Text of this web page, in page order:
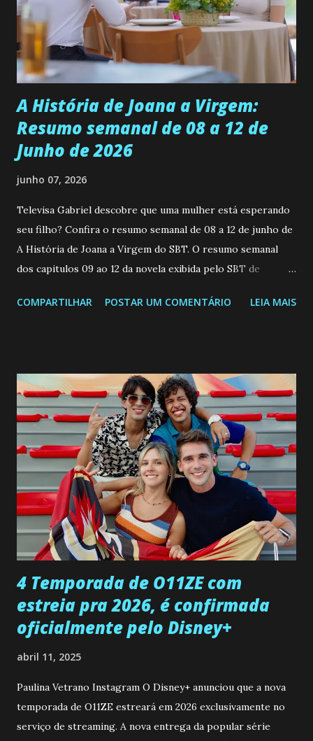
muito madura para a idade, determinada, criativa e
empática. Detesta injustiças e é uma ótima amiga. Pode ser
teimosa e muito persistente quando decide fazer algo.
Durante um exame ginecológico, ela é inseminada por eng...
A História de Joana a Virgem:
Resumo semanal de 08 a 12 de
Junho de 2026
junho 07, 2026
Televisa Gabriel descobre que uma mulher está esperando
seu filho? Confira o resumo semanal de 08 a 12 de junho de
A História de Joana a Virgem do SBT. O resumo semanal
dos capitulos 09 ao 12 da novela exibida pelo SBT de
a Programação Semanal do SBT de 08/06/26 a 14/06/26
confessa a Gabriel que ele demonstrou ser o tipo de
pessoa que ela tanto desejou durante toda a vida. Camila
entra no quarto de Gabriel e imagina como seria o
encontro deles, quando conseguir seduzi-lo. Manuel avisa a
Paula sobre a suposta infidelidade de Gabriel com Joana.
Rogerio consegue se livrar de todas as suspeitas pelo
desaparecimento de Francisco, apontando que ele poderia
ter sido vítima da fúria de Gabriel. Artur informa a Gabriel
que a clínica inseminou por engano outra paciente, que está
...
COMPARTILHAR POSTAR UM COMENTÁRIO LEIA MAIS
4 Temporada de O11ZE com
estreia pra 2026, é confirmada
oficialmente pelo Disney+
abril 11, 2025
Paulina Vetrano Instagram O Disney+ anunciou que a nova
temporada de O11ZE estreará em 2026 exclusivamente no
serviço de streaming. A nova entrega da popular série